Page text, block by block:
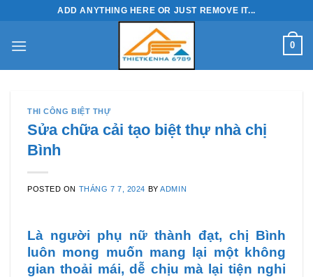
content
ADD ANYTHING HERE OR JUST REMOVE IT...
0
THI CÔNG BIỆT THỰ
Sửa chữa cải tạo biệt thự nhà chị
Bình
POSTED ON THÁNG 7 7, 2024 BYADMIN
Là người phụ nữ thành đạt, chị Bình
luôn mong muốn mang lại một không
gian thoải mái, dễ chịu mà lại tiện nghi